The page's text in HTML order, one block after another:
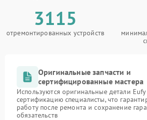
3115
отремонтированных устройств
Оригинальные запчасти и
сертифицированные мастера
Используются оригинальные детали
сертификацию специалисты, что
работу после ремонта и сохранение
обязательств